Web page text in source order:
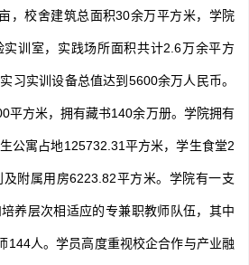
，校舍建筑总面积30余万平方米，学院
训室，实践场所面积共计2.6万余平方
习实训设备总值达到5600余万人民币。
平方米，拥有藏书140余万册。学院拥有
公寓占地125732.31平方米，学生食堂2
附属用房6223.82平方米。学院有一支
养层次相适应的专兼职教师队伍，其中
144人。学员高度重视校企合作与产业融